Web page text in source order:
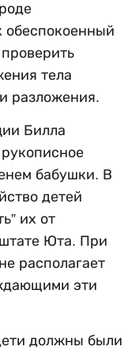
обеспокоенный
тела
разложения.
Билла
бабушки. В
детей
их от
Юта. При
располагает
эти
должны были